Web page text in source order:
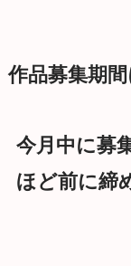
作品募集期
今月中に募
ほど前に締